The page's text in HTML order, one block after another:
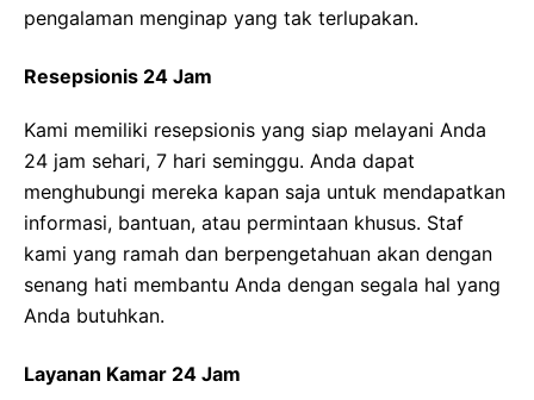
pengalaman menginap yang tak terlupakan.
Resepsionis 24 Jam
Kami memiliki resepsionis yang siap melayani Anda
24 jam sehari, 7 hari seminggu. Anda dapat
menghubungi mereka kapan saja untuk mendapatkan
informasi, bantuan, atau permintaan khusus. Staf
kami yang ramah dan berpengetahuan akan dengan
senang hati membantu Anda dengan segala hal yang
Anda butuhkan.
Layanan Kamar 24 Jam